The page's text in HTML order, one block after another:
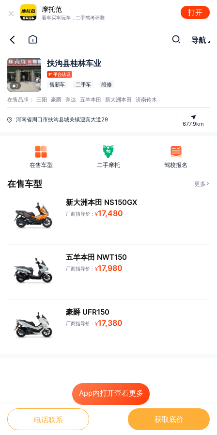
+ 摩托范
看车买车玩车，二手驾考评测
打开
App内打开查看更多
导航
7
扶沟县桂林车业
售新车 二手车 维修
在售品牌： 三阳 豪爵 奔达 五羊本田 新大洲本田 济南铃木
河南省周口市扶沟县城关镇迎宾大道29
677.9km
在售车型 二手摩托 驾校报名
在售车型 更多
新大洲本田 NS150GX
厂商指导价： ¥17,480
五羊本田 NWT150
厂商指导价： ¥17,980
豪爵 UFR150
厂商指导价： ¥17,380
电话联系 获取底价